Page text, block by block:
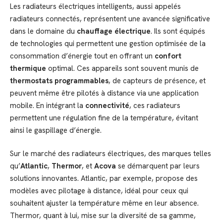
Les radiateurs électriques intelligents, aussi appelés
radiateurs connectés, représentent une avancée significative
dans le domaine du chauffage électrique. Ils sont équipés
de technologies qui permettent une gestion optimisée de la
consommation d’énergie tout en offrant un confort
thermique optimal. Ces appareils sont souvent munis de
thermostats programmables, de capteurs de présence, et
peuvent même être pilotés à distance via une application
mobile. En intégrant la connectivité, ces radiateurs
permettent une régulation fine de la température, évitant
ainsi le gaspillage d’énergie.
Sur le marché des radiateurs électriques, des marques telles
qu’Atlantic, Thermor, et Acova se démarquent par leurs
solutions innovantes. Atlantic, par exemple, propose des
modèles avec pilotage à distance, idéal pour ceux qui
souhaitent ajuster la température même en leur absence.
Thermor, quant à lui, mise sur la diversité de sa gamme,